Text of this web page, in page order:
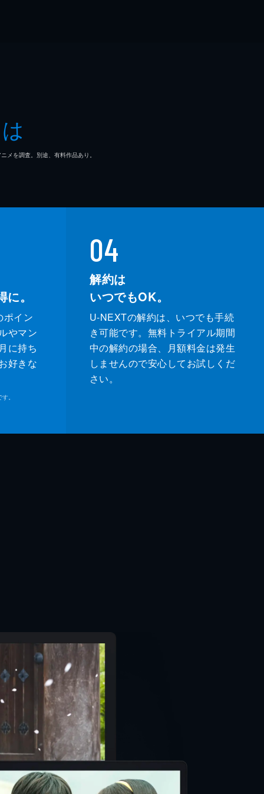
を調査。別途、有料作品あり。
。
ポイン
やマン
に持ち
好きな
。
04
解約は
いつでもOK。
U-NEXTの解約は、いつでも手続
き可能です。無料トライアル期間
中の解約の場合、月額料金は発生
しませんので安心してお試しくだ
さい。